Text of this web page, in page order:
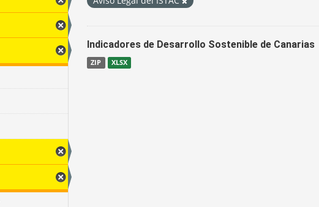
Indicadores de Desarrollo Sostenible de Canarias
ZIP XLSX